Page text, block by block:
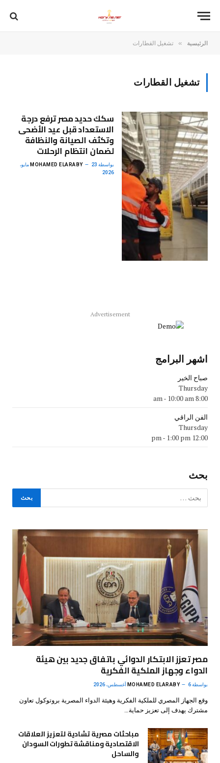
الرئيسية » تشغيل القطارات
تشغيل القطارات
سكك حديد مصر ترفع درجة
الاستعداد قبل عيد الأضحى
وتكثف الصيانة والنظافة
لضمان انتظام الرحلات
بواسطة MOHAMED ELARABY 23 مايو،
2026
Advertisement
اشهر البرامج
صباح الخير
Thursday
8:00 am
- 10:00 am
الفن الراقي
Thursday
12:00 pm
- 1:00 pm
بحث
مصر تعزز الابتكار الدوائي باتفاق جديد بين هيئة
الدواء وجهاز الملكية الفكرية
بواسطة MOHAMED ELARABY 6 أغسطس، 2026
وقع الجهاز المصري للملكية الفكرية وهيئة الدواء المصرية بروتوكول تعاون
مشترك يهدف إلى تعزيز حماية…
مباحثات مصرية تشادية لتعزيز العلاقات
الاقتصادية ومناقشة تطورات السودان
والساحل